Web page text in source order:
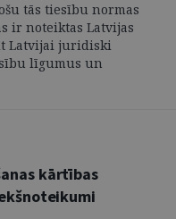
tās tiesību normas
ir noteiktas Latvijas
Latvijai juridiski
līgumus un
kārtības